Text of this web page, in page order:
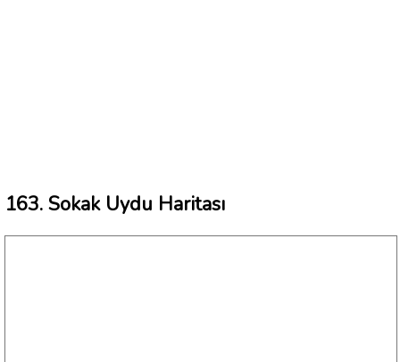
163. Sokak Uydu Haritası